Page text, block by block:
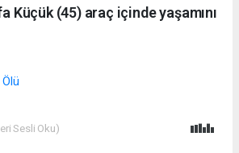
Küçük (45) araç içinde yaşamını
Sesli Oku)